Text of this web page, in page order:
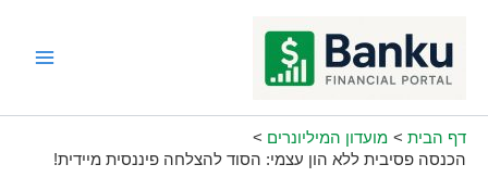
דף הבית
מועדון המיליונרים
הכנסה פסיבית ללא הון עצמי: הסוד להצלחה פיננסית מיידית!